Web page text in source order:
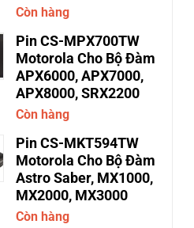
Còn hàng
Pin CS-MPX700TW
Motorola Cho Bộ Đàm
APX6000, APX7000,
APX8000, SRX2200
Còn hàng
Pin CS-MKT594TW
Motorola Cho Bộ Đàm
Astro Saber, MX1000,
MX2000, MX3000
Còn hàng